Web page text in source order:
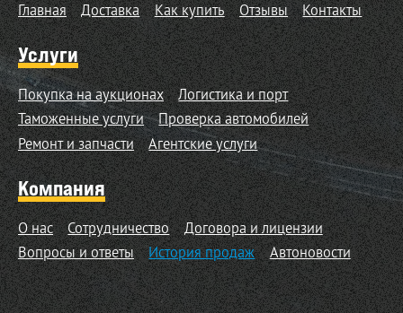
Главная Доставка Как купить Отзывы Контакты
Услуги
Покупка на аукционах
Логистика и порт
Таможенные услуги
Проверка автомобилей
Ремонт и запчасти
Агентские услуги
Компания
О нас Сотрудничество
Договора и лицензии
Вопросы и ответы
История продаж Автоновости